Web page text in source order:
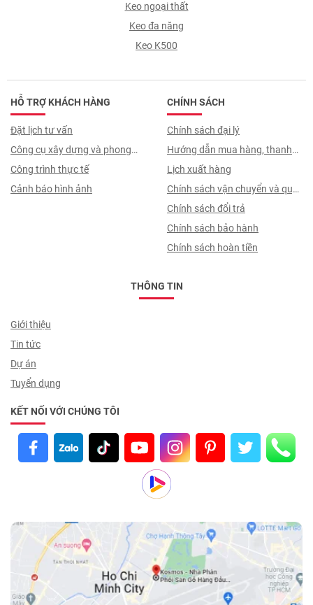
Keo ngoại thất
Keo đa năng
Keo K500
HỖ TRỢ KHÁCH HÀNG
Đặt lịch tư vấn
Công cụ xây dựng và phong
thuỷ
Công trình thực tế
Cảnh báo hình ảnh
CHÍNH SÁCH
Chính sách đại lý
Hướng dẫn mua hàng, thanh
toán, quy trình ký hợp đồng
Lịch xuất hàng
Chính sách vận chuyển và quy
trình giao nhận
Chính sách đổi trả
Chính sách bảo hành
Chính sách hoàn tiền
THÔNG TIN
Giới thiệu
Tin tức
Dự án
Tuyển dụng
KẾT NỐI VỚI CHÚNG TÔI